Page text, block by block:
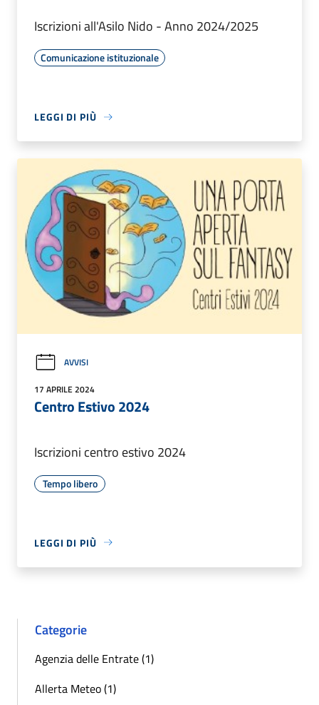
Iscrizioni all'Asilo Nido - Anno 2024/2025
Comunicazione istituzionale
LEGGI DI PIÙ
AVVISI
17 APRILE 2024
Centro Estivo 2024
Iscrizioni centro estivo 2024
Tempo libero
LEGGI DI PIÙ
Categorie
Agenzia delle Entrate (1)
Allerta Meteo (1)